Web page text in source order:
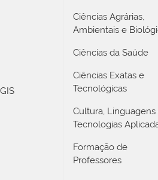
Ciências Agrárias,
Ambientais e
Ciências da Saúde
Ciências Exatas e
Tecnológicas
Cultura, Linguagens
Tecnologias
Formação de
Professores